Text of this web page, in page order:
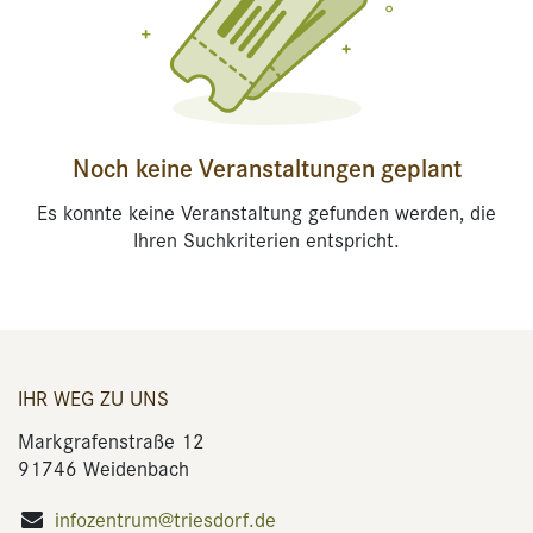
Noch keine Veranstaltungen geplant
Es konnte keine Veranstaltung gefunden werden, die
Ihren Suchkriterien entspricht.
IHR WEG ZU UNS
Markgrafenstraße 12
91746 Weidenbach
infozentrum@triesdorf.de